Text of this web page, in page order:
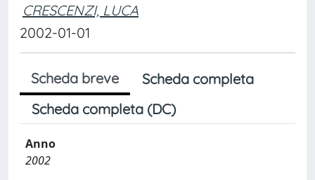
CRESCENZI, LUCA
2002-01-01
Scheda breve
Scheda completa
Scheda completa (DC)
Anno
2002